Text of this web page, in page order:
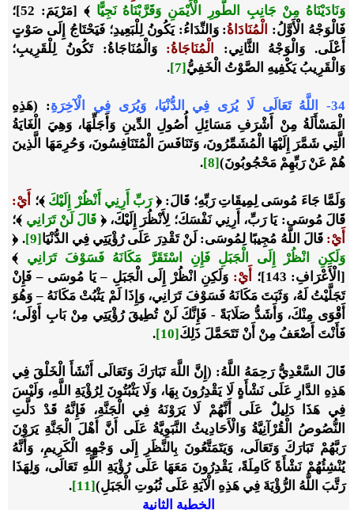
وَنَادَيْنَاهُ مِنْ جَانِبِ الطُّورِ الْأَيْمَنِ وَقَرَّبْنَاهُ نَجِيًّا
﴾ [مَرْيَمَ: 52]؛
فَالْوَجْهُ الْأَوَّلُ: الْمُنَادَاةُ: وَالنِّدَاءُ: يَكُونُ لِلْبَعِيدِ؛ فَيَحْتَاجُ إِلَى صَوْتٍ
أَعْلَى. وَالْوَجْهُ الثَّانِي:
الْمُنَاجَاةُ: وَالْمُنَاجَاةُ: تَكُونُ لِلْقَرِيبِ؛
وَالْقَرِيبُ يَكْفِيهِ الصَّوْتُ الْخَفِيُّ[7]
.
34- اللَّهُ تَعَالَى لَا يُرَى فِي الدُّنْيَا، وَيُرَى فِي الْآخِرَةِ
: (هَذِهِ
الْمَسْأَلَةُ مِنْ أَشْرَفِ مَسَائِلِ أُصُولِ الدِّينِ وَأَجَلِّهَا، وَهِيَ الْغَايَةُ
الَّتِي شَمَّرَ إِلَيْهَا الْمُشَمِّرُونَ، وَتَنَافَسَ الْمُتَنَافِسُونَ، وَحُرِمَهَا الَّذِينَ
هُمْ عَنْ رَبِّهِمْ مَحْجُوبُونَ)[8]
.
وَلَمَّا جَاءَ مُوسَى لِمِيقَاتِ رَبِّهِ؛ قَالَ: ﴿رَبِّ أَرِنِي أَنْظُرْ إِلَيْكَ ﴾؛ أَيْ:
قَالَ مُوسَى: يَا رَبِّ، أَرِنِي نَفْسَكَ؛ لِأَنْظُرَ إِلَيْكَ، ﴿ قَالَ لَنْ تَرَانِي ﴾؛
أَيْ: قَالَ اللَّهُ مُجِيبًا لِمُوسَى: لَنْ تَقْدِرَ عَلَى رُؤْيَتِي فِي الدُّنْيَا[9]
. ﴿
وَلَكِنِ انْظُرْ إِلَى الْجَبَلِ فَإِنِ اسْتَقَرَّ مَكَانَهُ فَسَوْفَ تَرَانِي ﴾
[الْأَعْرَافِ: 143]؛
أَيْ: وَلَكِنِ انْظُرْ إِلَى الْجَبَلِ – يَا مُوسَى – فَإِنْ
تَجَلَّيْتُ لَهُ، وَثَبَتَ مَكَانَهُ فَسَوْفَ تَرَانِي، وَإِذَا لَمْ يَثْبُتْ مَكَانَهُ – وَهُوَ
أَقْوَى مِنْكَ، وَأَشَدُّ صَلَابَةً - فَإِنَّكَ لَنْ تُطِيقَ رُؤْيَتِي مِنْ بَابِ أَوْلَى؛
فَأَنْتَ أَضْعَفُ مِنْ أَنْ تَتَحَمَّلَ ذَلِكَ[10]
.
قَالَ السَّعْدِيُّ رَحِمَهُ اللَّهُ: (إِنَّ اللَّهَ تَبَارَكَ وَتَعَالَى أَنْشَأَ الْخَلْقَ فِي
هَذِهِ الدَّارِ عَلَى نَشْأَةٍ لَا يَقْدِرُونَ بِهَا، وَلَا يَثْبُتُونَ لِرُؤْيَةِ اللَّهِ، وَلَيْسَ
فِي هَذَا دَلِيلٌ عَلَى أَنَّهُمْ لَا يَرَوْنَهُ فِي الْجَنَّةِ، فَإِنَّهُ قَدْ دَلَّتِ
النُّصُوصُ الْقُرْآنِيَّةُ وَالْأَحَادِيثُ النَّبَوِيَّةُ عَلَى أَنَّ أَهْلَ الْجَنَّةِ يَرَوْنَ
رَبَّهُمْ تَبَارَكَ وَتَعَالَى، وَيَتَمَتَّعُونَ بِالنَّظَرِ إِلَى وَجْهِهِ الْكَرِيمِ، وَأَنَّهُ
يُنْشِئُهُمْ نَشْأَةً كَامِلَةً، يَقْدِرُونَ مَعَهَا عَلَى رُؤْيَةِ اللَّهِ تَعَالَى، وَلِهَذَا
رَتَّبَ اللَّهُ الرُّؤْيَةَ فِي هَذِهِ الْآيَةِ عَلَى ثُبُوتِ الْجَبَلِ)[11]
.
الخطبة الثانية